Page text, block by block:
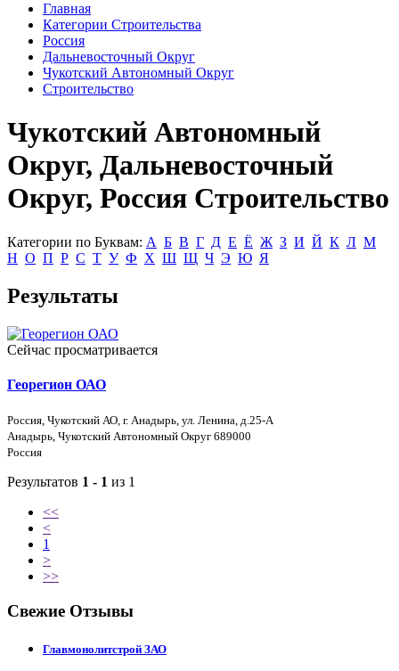
Главная
Категории Строительства
Россия
Дальневосточный Округ
Чукотский Автономный Округ
Строительство
Чукотский Автономный
Округ, Дальневосточный
Округ, Россия Строительство
Категории по Буквам: А Б В Г Д Е Ё Ж З И Й К Л М
Н О П Р С Т У Ф Х Ш Щ Ч Э Ю Я
Результаты
Сейчас просматривается
Георегион ОАО
Россия, Чукотский АО, г. Анадырь, ул. Ленина, д.25-А
Анадырь, Чукотский Автономный Округ 689000
Россия
Результатов 1 - 1 из 1
<<
<
1
>
>>
Свежие Отзывы
Главмонолитстрой ЗАО